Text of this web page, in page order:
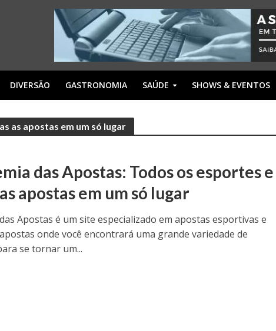
DIVERSÃO GASTRONOMIA SAÚDE SHOWS & EVENTOS
as apostas em um só lugar
das Apostas: Todos os esportes e
apostas em um só lugar
Apostas é um site especializado em apostas esportivas e
onde você encontrará uma grande variedade de
se tornar um...